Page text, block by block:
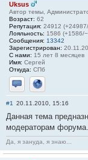
Uksus
Автор темы,
Возраст: 62
Репутация: 24912
Лояльность: 1586 (+1586/
Сообщения: 13342
Зарегистрирован:
С нами: 15 лет 8 месяцев
Имя: Сергей
Откуда: СПб
Отправить
Сайт
#1 20.11.2010, 15:16
Данная тема
модераторам форума.
Да, я зануда, я знаю...